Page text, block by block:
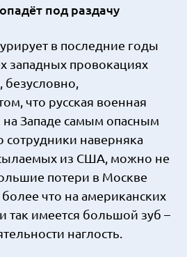
под раздачу
в последние годы
западных провокациях
безусловно,
что русская военная
на Западе самым опасным
сотрудники наверняка
из США, можно не
потери в Москве
что на американских
имеется большой зуб –
наглость.